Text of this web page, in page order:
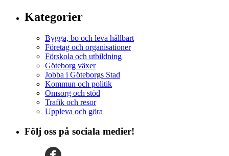
Kategorier
Bygga, bo och leva hållbart
Företag och organisationer
Förskola och utbildning
Göteborg växer
Jobba i Göteborgs Stad
Kommun och politik
Omsorg och stöd
Trafik och resor
Uppleva och göra
Följ oss på sociala medier!